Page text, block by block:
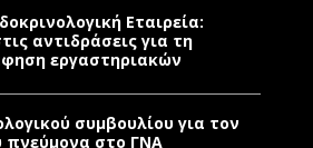
Εταιρεία:
αντιδράσεις για τη
εργαστηριακών
συμβουλίου για τον
πνεύμονα στο ΓΝΑ